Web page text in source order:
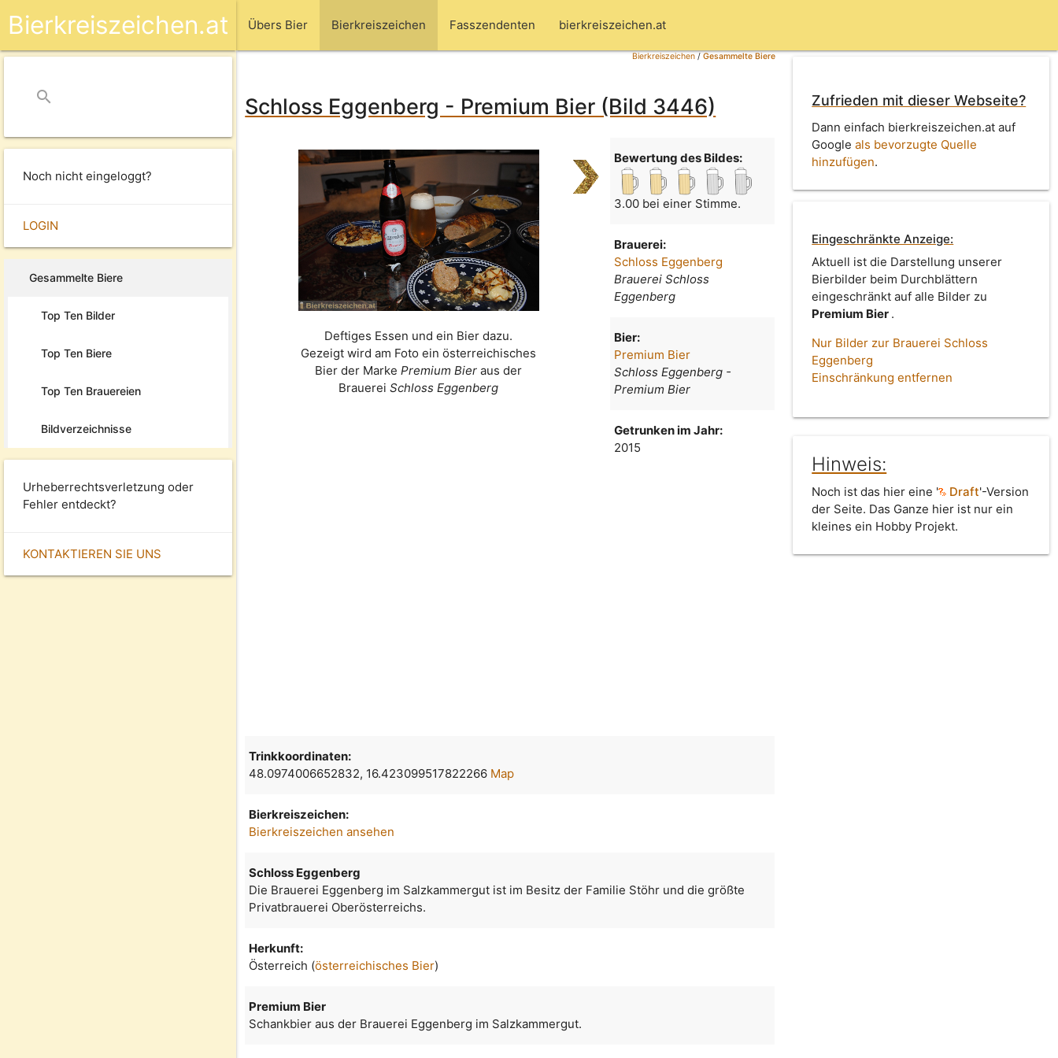
Übers Bier Bierkreiszeichen Fasszendenten bierkreiszeichen.at
Bierkreiszeichen.at
search
Noch nicht eingeloggt?
LOGIN
Gesammelte Biere
Top Ten Bilder
Top Ten Biere
Top Ten Brauereien
Bildverzeichnisse
Urheberrechtsverletzung oder
Fehler entdeckt?
KONTAKTIEREN SIE UNS
Bierkreiszeichen/Gesammelte Biere
Schloss Eggenberg - Premium Bier (Bild 3446)
Deftiges Essen und ein Bier dazu.
Gezeigt wird am Foto ein österreichisches
Bier der MarkePremium Bieraus der
BrauereiSchloss Eggenberg
Bewertung des Bildes:
3.00 bei einer Stimme.
Brauerei:
Schloss Eggenberg
Brauerei Schloss
Eggenberg
Bier:
Premium Bier
Schloss Eggenberg -
Premium Bier
Getrunken im Jahr:
2015
Zufrieden mit dieser Webseite?
Dann einfach bierkreiszeichen.at auf
Googleals bevorzugte Quelle
hinzufügen.
Eingeschränkte Anzeige:
Aktuell ist die Darstellung unserer
Bierbilder beim Durchblättern
eingeschränkt auf alle Bilder zu
Premium Bier .
Nur Bilder zur Brauerei Schloss
Eggenberg
Einschränkung entfernen
Hinweis:
Noch ist das hier eine ' Draft'-Version
der Seite. Das Ganze hier ist nur ein
kleines ein Hobby Projekt.
Trinkkoordinaten:
48.0974006652832, 16.423099517822266 Map
Bierkreiszeichen:
Bierkreiszeichen ansehen
Schloss Eggenberg
Die Brauerei Eggenberg im Salzkammergut ist im Besitz der Familie Stöhr und die größte
Privatbrauerei Oberösterreichs.
Herkunft:
Österreich (österreichisches Bier)
Premium Bier
Schankbier aus der Brauerei Eggenberg im Salzkammergut.